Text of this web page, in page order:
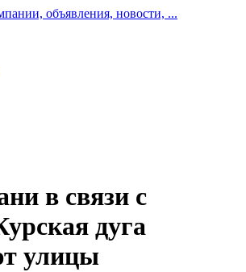
объявления, новости, ...
в связи с
дуга
улицы